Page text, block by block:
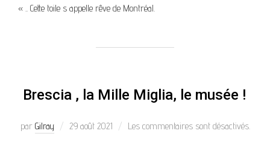
« .. Cette toile s appelle rêve de Montréal.
Brescia , la Mille Miglia, le musée !
par Gilray 29 août 2021 Les commentaires sont désactivés.